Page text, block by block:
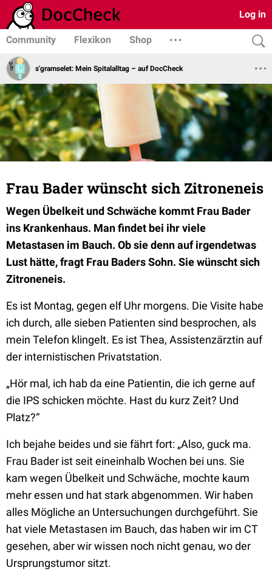
Log in
Community Flexikon Shop
s'gramselet: Mein Spitalalltag – auf DocCheck
Frau Bader wünscht sich Zitroneneis
Wegen Übelkeit und Schwäche kommt Frau Bader
ins Krankenhaus. Man findet bei ihr viele
Metastasen im Bauch. Ob sie denn auf irgendetwas
Lust hätte, fragt Frau Baders Sohn. Sie wünscht sich
Zitroneneis.
Es ist Montag, gegen elf Uhr morgens. Die Visite habe
ich durch, alle sieben Patienten sind besprochen, als
mein Telefon klingelt. Es ist Thea, Assistenzärztin auf
der internistischen Privatstation.
„Hör mal, ich hab da eine Patientin, die ich gerne auf
die IPS schicken möchte. Hast du kurz Zeit? Und
Platz?“
Ich bejahe beides und sie fährt fort: „Also, guck ma.
Frau Bader ist seit eineinhalb Wochen bei uns. Sie
kam wegen Übelkeit und Schwäche, mochte kaum
mehr essen und hat stark abgenommen. Wir haben
alles Mögliche an Untersuchungen durchgeführt. Sie
hat viele Metastasen im Bauch, das haben wir im CT
gesehen, aber wir wissen noch nicht genau, wo der
Ursprungstumor sitzt.